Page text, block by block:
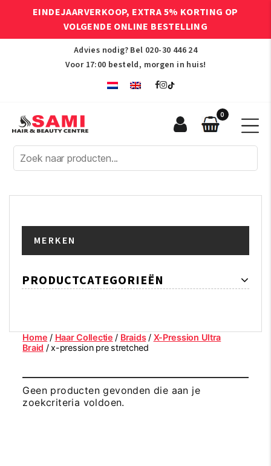
EINDEJAARVERKOOP, EXTRA 5% KORTING OP
VOLGENDE ONLINE BESTELLING
Advies nodig? Bel 020-30 446 24
Voor 17:00 besteld, morgen in huis!
Afro
Hair
Beauty
0
MERKEN
PRODUCTCATEGORIEËN
Home / Haar Collectie / Braids/ X-Pression Ultra
Braid / x-pression pre stretched
Geen producten gevonden die aan je
zoekcriteria voldoen.